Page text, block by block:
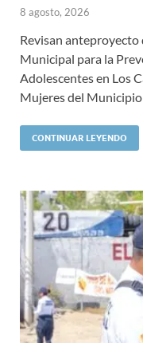
8 agosto, 2026
Revisan
Municipal para la
Adolescentes en Los
Mujeres del Municipio
CONTINUAR LEYENDO